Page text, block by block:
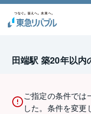
田端駅 築20年以内
ご指定の条件では
した。条件を変更